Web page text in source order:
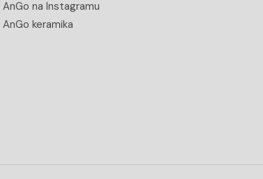
AnGo na Instagramu
AnGo keramika